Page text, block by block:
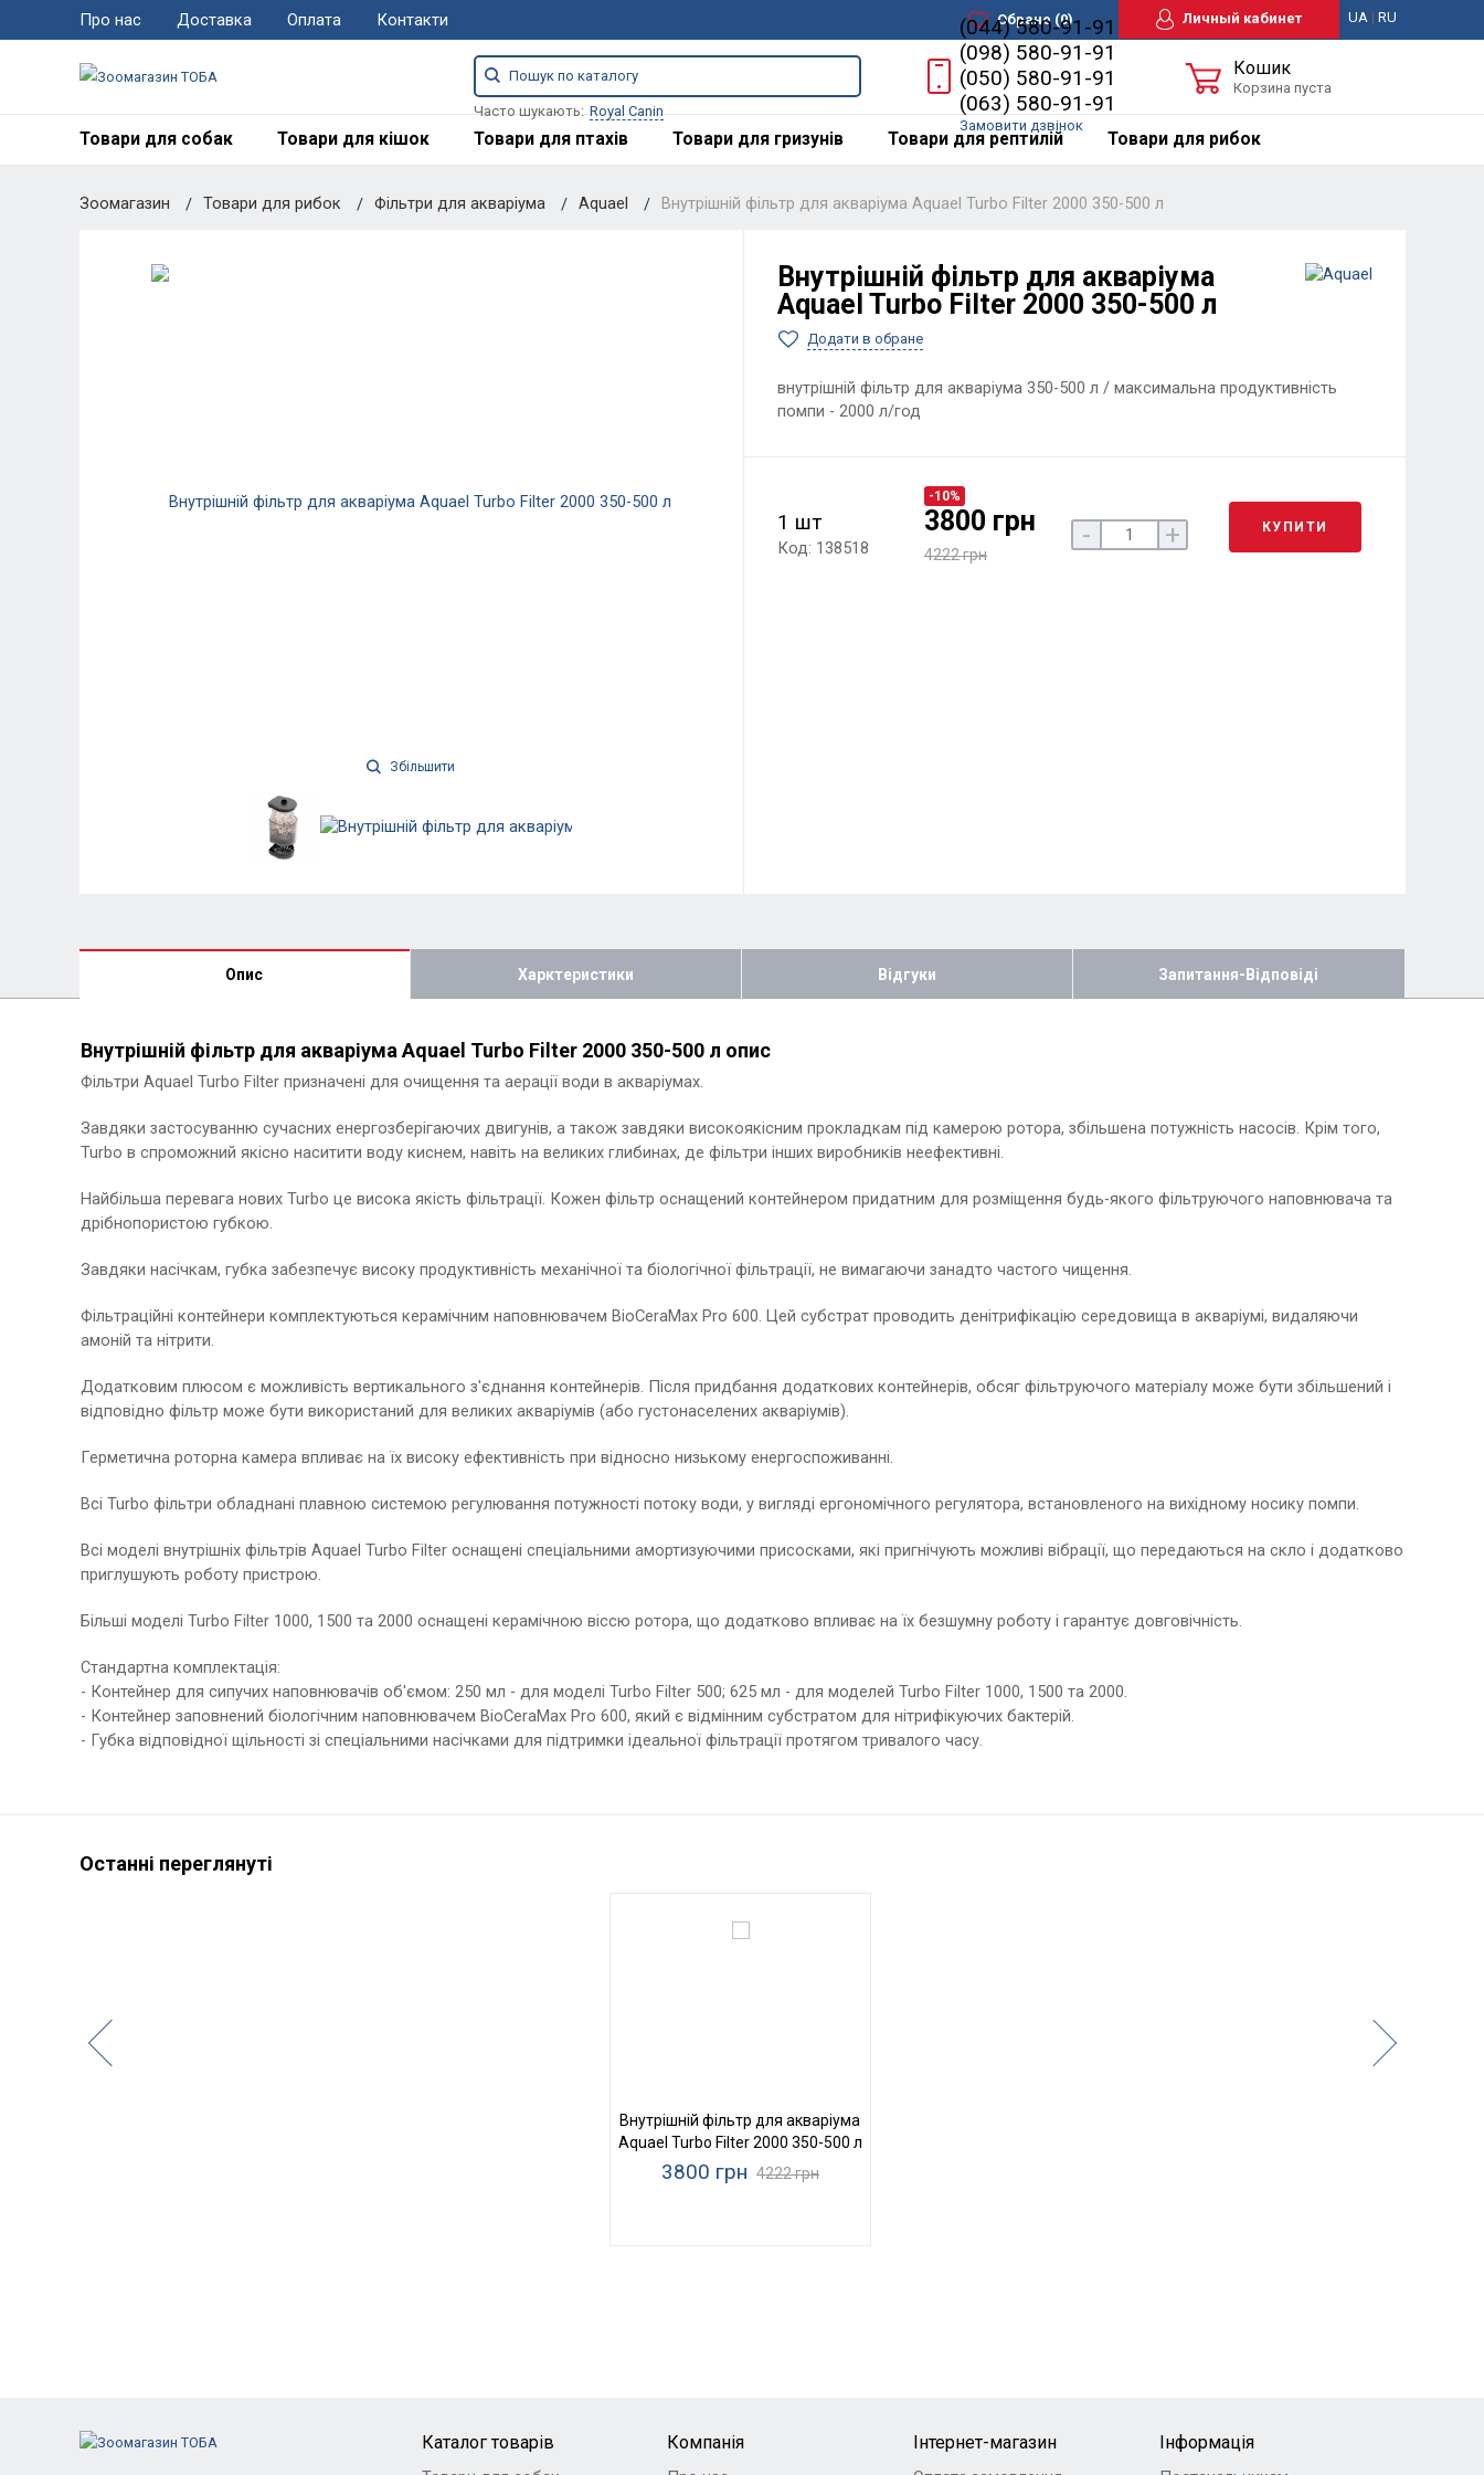
Про нас Доставка Оплата Контакти Обране(0) Личный кабинет UA| RU
Часто шукають: Royal Canin
(044) 580-91-91
(098) 580-91-91
(050) 580-91-91
(063) 580-91-91
Замовити дзвінок
Кошик
Корзина пуста
Товари для собак Товари для кішок Товари для птахів Товари для гризунів Товари для рептилій Товари для рибок
Зоомагазин Товари для рибок Фільтри для акваріума Aquael Внутрішній фільтр для акваріума Aquael Turbo Filter 2000 350-500 л
Збільшити
Внутрішній фільтр для акваріума
Aquael Turbo Filter 2000 350-500 л
Додати в обране
внутрішній фільтр для акваріума 350-500 л / максимальна продуктивність
помпи - 2000 л/год
1 шт
Код: 138518
-10%
3800 грн
4222 грн
- + КУПИТИ
Опис Харктеристики Відгуки Запитання-Відповіді
Внутрішній фільтр для акваріума Aquael Turbo Filter 2000 350-500 л опис
Фільтри Aquael Turbo Filter призначені для очищення та аерації води в акваріумах.
Завдяки застосуванню сучасних енергозберігаючих двигунів, а також завдяки високоякісним прокладкам під камерою ротора, збільшена потужність насосів. Крім того,
Turbo в спроможний якісно наситити воду киснем, навіть на великих глибинах, де фільтри інших виробників неефективні.
Найбільша перевага нових Turbo це висока якість фільтрації. Кожен фільтр оснащений контейнером придатним для розміщення будь-якого фільтруючого наповнювача та
дрібнопористою губкою.
Завдяки насічкам, губка забезпечує високу продуктивність механічної та біологічної фільтрації, не вимагаючи занадто частого чищення.
Фільтраційні контейнери комплектуються керамічним наповнювачем BioCeraMax Pro 600. Цей субстрат проводить денітрифікацію середовища в акваріумі, видаляючи
амоній та нітрити.
Додатковим плюсом є можливість вертикального з'єднання контейнерів. Після придбання додаткових контейнерів, обсяг фільтруючого матеріалу може бути збільшений і
відповідно фільтр може бути використаний для великих акваріумів (або густонаселених акваріумів).
Герметична роторна камера впливає на їх високу ефективність при відносно низькому енергоспоживанні.
Всі Turbo фільтри обладнані плавною системою регулювання потужності потоку води, у вигляді ергономічного регулятора, встановленого на вихідному носику помпи.
Всі моделі внутрішніх фільтрів Aquael Turbo Filter оснащені спеціальними амортизуючими присосками, які пригнічують можливі вібрації, що передаються на скло і додатково
приглушують роботу пристрою.
Більші моделі Turbo Filter 1000, 1500 та 2000 оснащені керамічною віссю ротора, що додатково впливає на їх безшумну роботу і гарантує довговічність.
Стандартна комплектація:
- Контейнер для сипучих наповнювачів об'ємом: 250 мл - для моделі Turbo Filter 500; 625 мл - для моделей Turbo Filter 1000, 1500 та 2000.
- Контейнер заповнений біологічним наповнювачем BioCeraMax Pro 600, який є відмінним субстратом для нітрифікуючих бактерій.
- Губка відповідної щільності зі спеціальними насічками для підтримки ідеальної фільтрації протягом тривалого часу.
Останні переглянуті
Внутрішній фільтр для акваріума
Aquael Turbo Filter 2000 350-500 л
3800 грн 4222 грн
Каталог товарів Компанія Інтернет-магазин Інформація